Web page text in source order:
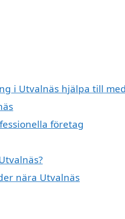
i Utvalnäs hjälpa till
företag
nära Utvalnäs